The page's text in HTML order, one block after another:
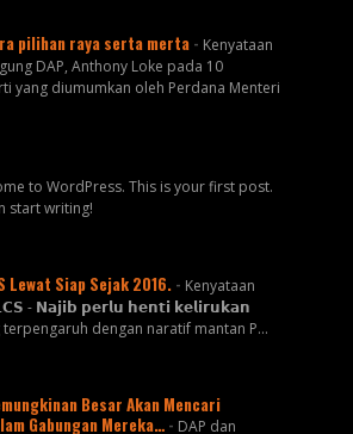
pilihan raya serta merta - Kenyataan
DAP, Anthony Loke pada 10
yang diumumkan oleh Perdana Menteri
to WordPress. This is your first post.
start writing!
Lewat Siap Sejak 2016. - Kenyataan
- 𝗡𝗮𝗷𝗶𝗯 𝗽𝗲𝗿𝗹𝘂 𝗵𝗲𝗻𝘁𝗶 𝗸𝗲𝗹𝗶𝗿𝘂𝗸𝗮𝗻
dengan naratif mantan P...
Besar Akan Mencari
Gabungan Mereka… - DAP dan